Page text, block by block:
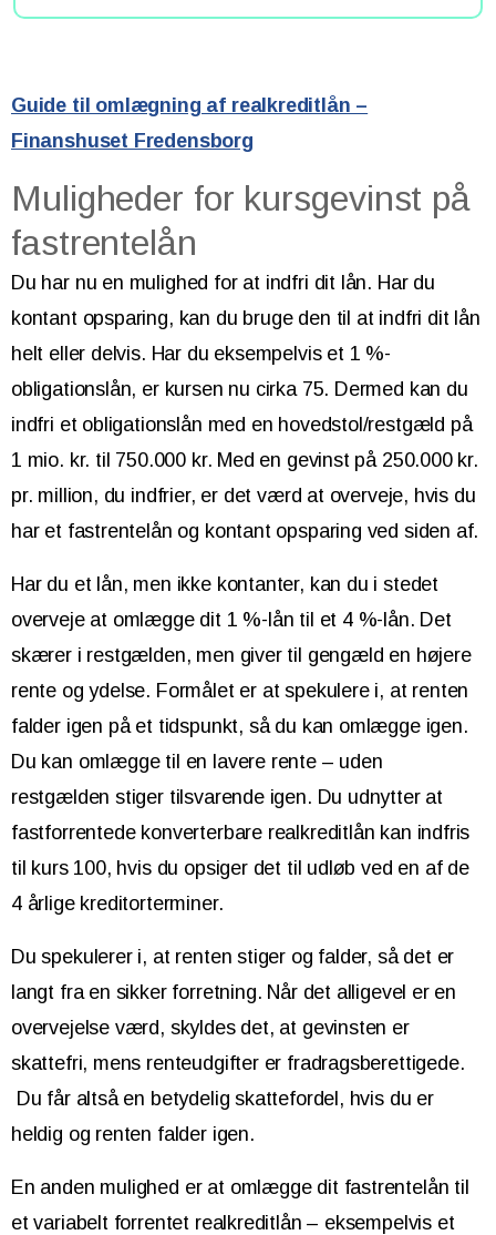
Guide til omlægning af realkreditlån –
Finanshuset Fredensborg
Muligheder for kursgevinst på
fastrentelån
Du har nu en mulighed for at indfri dit lån. Har du
kontant opsparing, kan du bruge den til at indfri dit lån
helt eller delvis. Har du eksempelvis et 1 %-
obligationslån, er kursen nu cirka 75. Dermed kan du
indfri et obligationslån med en hovedstol/restgæld på
1 mio. kr. til 750.000 kr. Med en gevinst på 250.000 kr.
pr. million, du indfrier, er det værd at overveje, hvis du
har et fastrentelån og kontant opsparing ved siden af.
Har du et lån, men ikke kontanter, kan du i stedet
overveje at omlægge dit 1 %-lån til et 4 %-lån. Det
skærer i restgælden, men giver til gengæld en højere
rente og ydelse. Formålet er at spekulere i, at renten
falder igen på et tidspunkt, så du kan omlægge igen.
Du kan omlægge til en lavere rente – uden
restgælden stiger tilsvarende igen. Du udnytter at
fastforrentede konverterbare realkreditlån kan indfris
til kurs 100, hvis du opsiger det til udløb ved en af de
4 årlige kreditorterminer.
Du spekulerer i, at renten stiger og falder, så det er
langt fra en sikker forretning. Når det alligevel er en
overvejelse værd, skyldes det, at gevinsten er
skattefri, mens renteudgifter er fradragsberettigede.
Du får altså en betydelig skattefordel, hvis du er
heldig og renten falder igen.
En anden mulighed er at omlægge dit fastrentelån til
et variabelt forrentet realkreditlån – eksempelvis et